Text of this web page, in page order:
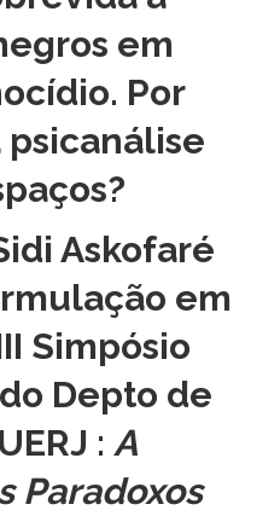
em
Por
Askofaré
em
Simpósio
Depto de
: A
Paradoxos